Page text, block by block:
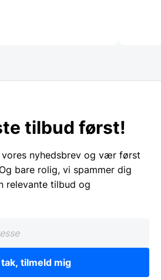
tilbud først!
nyhedsbrev og vær først
bare rolig, vi spammer dig
relevante tilbud og
tilmeld mig